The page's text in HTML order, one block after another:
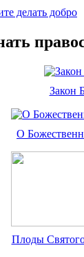
делать добро
Закон
О
Плоды